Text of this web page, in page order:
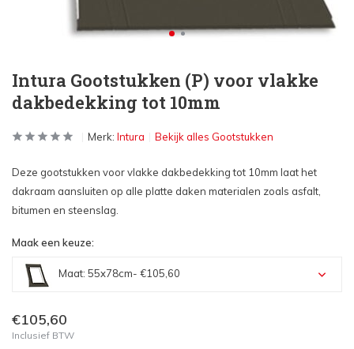
Intura Gootstukken (P) voor vlakke
dakbedekking tot 10mm
Merk: Intura Bekijk alles Gootstukken
Deze gootstukken voor vlakke dakbedekking tot 10mm laat het
dakraam aansluiten op alle platte daken materialen zoals asfalt,
bitumen en steenslag.
Maak een keuze:
Maat: 55x78cm- €105,60
€105,60
Inclusief BTW